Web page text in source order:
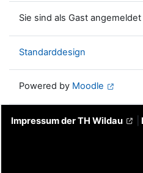
Sie sind als Gast angemeldet
Standarddesign
Powered by Moodle
Impressum der TH Wildau